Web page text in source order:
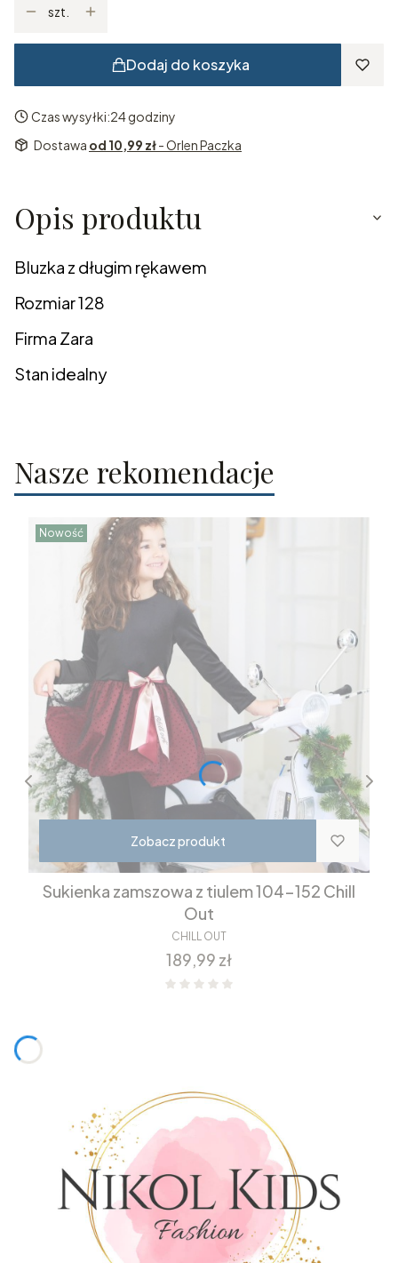
szt.
Dodaj do koszyka
Czas wysyłki:24 godziny
Dostawa od 10,99 zł- Orlen Paczka
Opis produktu
Bluzka z długim rękawem
Rozmiar 128
Firma Zara
Stan idealny
Nasze rekomendacje
Nowość
Zobacz produkt
Sukienka zamszowa z tiulem 104-152 Chill
Out
CHILL OUT
Cena
189,99 zł